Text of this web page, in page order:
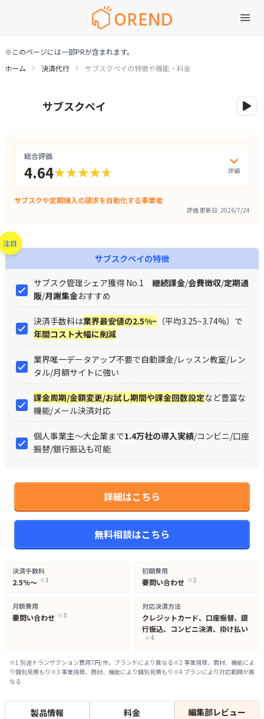
※このページには一部PRが含まれます。
ホーム
決済代行 サブスクペイの特徴や機能・料金
サブスクペイ
総合評価
4.64★★★★★
★★★★★ 詳細
詳細
サブスクや定期購入の請求を自動化する事業者
評価 更新日: 2026/7/24
注目
サブスクペイの特徴
サブスク管理シェア獲得 No.1 継続課金/会費徴収/定期通
販/月謝集金おすすめ
決済手数料は業界最安値の2.5%~ （平均3.25~3.74%）で
年間コスト大幅に削減
業界唯一データアップ不要で自動課金/レッスン教室/レン
タル/月額サイトに強い
課金周期/金額変更/お試し期間や課金回数設定など豊富な
機能/メール決済対応
個人事業主～大企業まで1.4万社の導入実績/コンビニ/口座
振替/銀行振込も可能
詳細はこちら
無料相談はこちら
決済手数料
2.5％～ ※1
初期費用
要問い合わせ ※2
月額費用
要問い合わせ ※3
対応決済方法
クレジットカード、口座振替、銀
行振込、コンビニ決済、掛け払い
※4
※1 別途トランザクション費用7円/件。ブランドにより異なる※2 事業規模、商材、機能によ
り個別見積もり ※3 事業規模、商材、機能により個別見積もり ※4 プランにより対応範囲が異
なる
製品情報 料金 編集部レビュー